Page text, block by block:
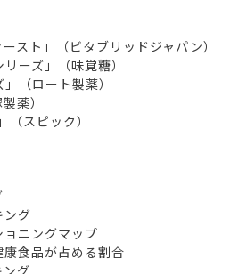
スト」（ビタブリッドジャパン）
ーズ」（味覚糖）
（ロート製薬）
薬）
スピック）
グ
ニングマップ
食品が占める割合
グ